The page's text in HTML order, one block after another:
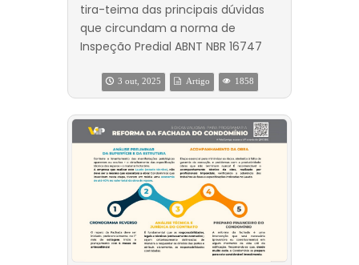
tira-teima das principais dúvidas
que circundam a norma de
Inspeção Predial ABNT NBR 16747
3 out, 2025 Artigo 1858